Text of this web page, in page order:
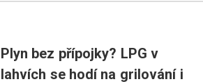
Plyn bez přípojky? LPG v
lahvích se hodí na grilování i